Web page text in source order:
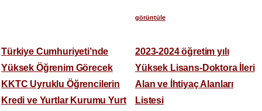
görüntüle
Türkiye Cumhuriyeti’nde
Yüksek Öğrenim Görecek
KKTC Uyruklu Öğrencilerin
Kredi ve Yurtlar Kurumu Yurt
2023-2024 öğretim yılı
Yüksek Lisans-Doktora İleri
Alan ve İhtiyaç Alanları
Listesi